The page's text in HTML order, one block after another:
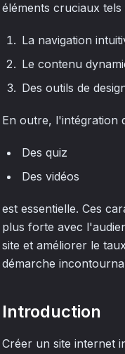
éléments cruciaux tels
La navigation
Le contenu
Des outils de
En outre, l'intégration
Des quiz
Des vidéos
est essentielle. Ces
plus forte avec
site et améliorer le
démarche
Introduction
Créer un site internet